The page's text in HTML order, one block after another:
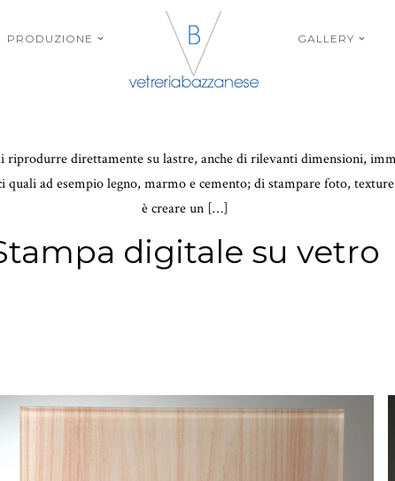
PRODUZIONE GALLERY
riprodurre direttamente su lastre, anche di rilevanti dimensioni,
ad esempio legno, marmo e cemento; di stampare foto,
è creare un […]
digitale su vetro